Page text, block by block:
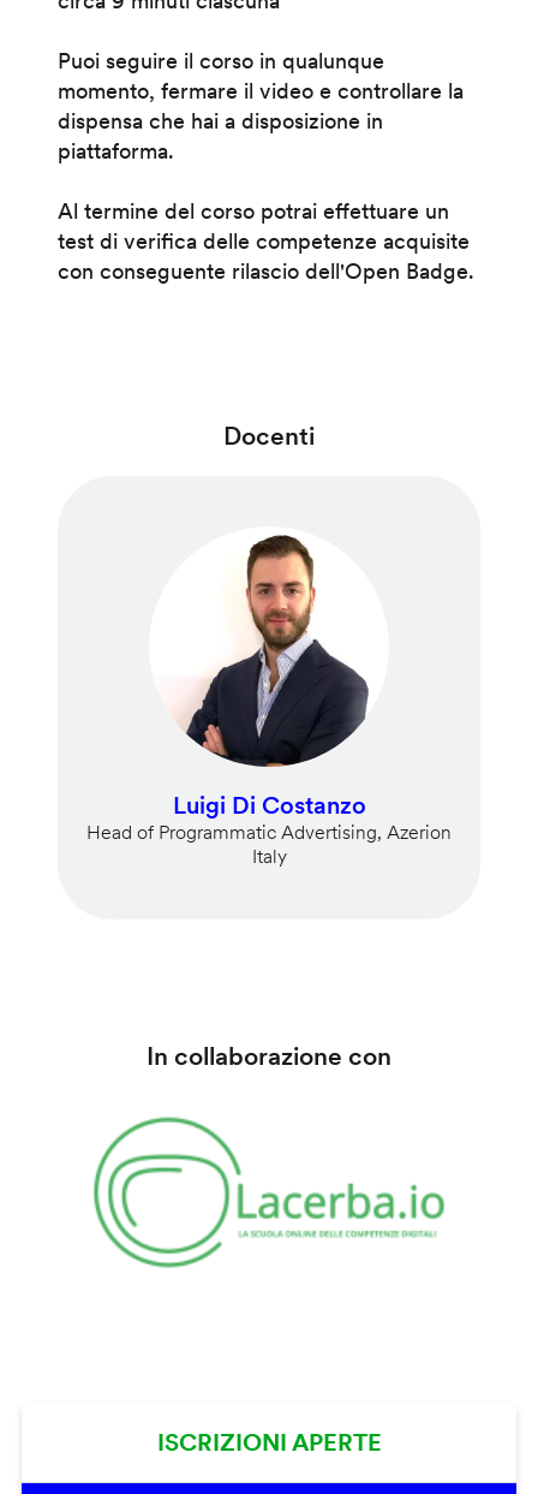
Puoi seguire il corso in qualunque
momento, fermare il video e controllare la
dispensa che hai a disposizione in
piattaforma.
Al termine del corso potrai effettuare un
test di verifica delle competenze acquisite
con conseguente rilascio dell'Open Badge.
Docenti
Luigi Di Costanzo
Head of Programmatic Advertising, Azerion
Italy
In collaborazione con
ISCRIZIONI APERTE